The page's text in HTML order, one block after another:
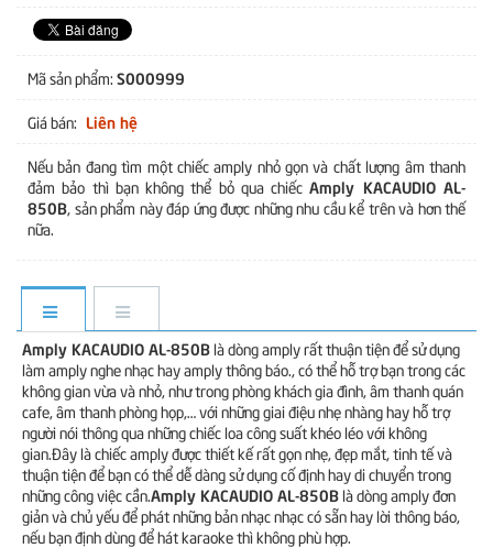
Mã sản phẩm: S000999
Giá bán: Liên hệ
Nếu bản đang tìm một chiếc amply nhỏ gọn và chất lượng âm thanh
đảm bảo thì bạn không thể bỏ qua chiếcAmply KACAUDIO AL-
850B, sản phẩm này đáp ứng được những nhu cầu kể trên và hơn thế
nữa.
Amply KACAUDIO AL-850Blà dòng amply rất thuận tiện để sử dụng
làm amply nghe nhạc hay amply thông báo., có thể hỗ trợ bạn trong các
không gian vừa và nhỏ, như trong phòng khách gia đình, âm thanh quán
cafe, âm thanh phòng họp,… với những giai điệu nhẹ nhàng hay hỗ trợ
người nói thông qua những chiếc loa công suất khéo léo với không
gian.Đây là chiếc amply được thiết kế rất gọn nhẹ, đẹp mắt, tinh tế và
thuận tiện để bạn có thể dễ dàng sử dụng cố định hay di chuyển trong
những công việc cần.Amply KACAUDIO AL-850Blà dòng amply đơn
giản và chủ yếu để phát những bản nhạc nhạc có sẵn hay lời thông báo,
nếu bạn định dùng để hát karaoke thì không phù hợp.